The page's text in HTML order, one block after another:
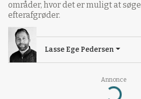
Annonce
Loading...
områder, hvor det er muligt at
efterafgrøder.
Lasse Ege Pedersen